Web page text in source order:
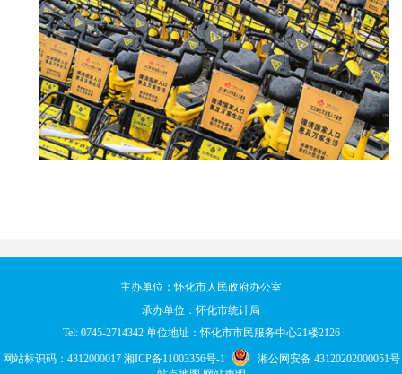
主办单位：怀化市人民政府办公室
承办单位：怀化市统计局
Tel: 0745-2714342 单位地址：怀化市市民服务中心21楼2126
网站标识码：4312000017 湘ICP备11003356号-1
湘公网安备 43120202000051号